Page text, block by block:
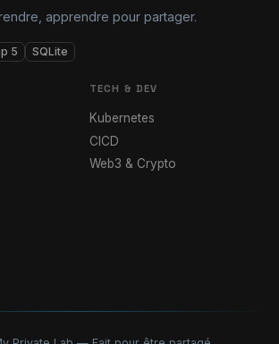
apprendre pour partager.
5 SQLite
TECH & DEV
Kubernetes
CICD
Web3 & Crypto